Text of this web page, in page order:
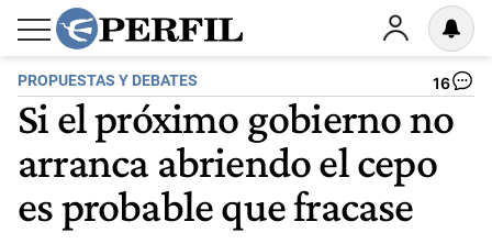
PROPUESTAS Y DEBATES 16
Si el próximo gobierno no
arranca abriendo el cepo
es probable que fracase